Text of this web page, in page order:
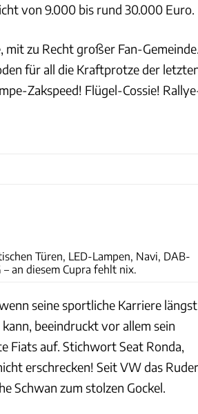
von 9.000 bis rund 30.000 Euro.
zu Recht großer Fan-
für all die Kraftprotze der
Zakspeed! Flügel-Cossie!
Türen, LED-Lampen, Navi, DAB-
an diesem Cupra fehlt nix.
seine sportliche Karriere längst
beeindruckt vor allem sein
Fiats auf. Stichwort Seat Ronda,
erschrecken! Seit VW das Ruder
Schwan zum stolzen Gockel.